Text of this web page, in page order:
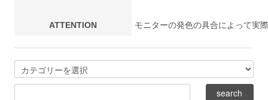
ATTENTION モニターの発色の具合によって実